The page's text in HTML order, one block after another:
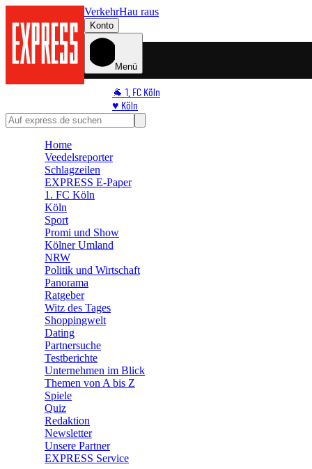
VerkehrHau raus
Konto
Menü
🐐 1. FC Köln
♥️ Köln
⭐ Promi
🛒 Shoppingwelt
Home
Veedelsreporter
Schlagzeilen
EXPRESS E-Paper
1. FC Köln
Köln
Sport
Promi und Show
Kölner Umland
NRW
Politik und Wirtschaft
Panorama
Ratgeber
Witz des Tages
Shoppingwelt
Dating
Partnersuche
Testberichte
Unternehmen im Blick
Themen von A bis Z
Spiele
Quiz
Redaktion
Newsletter
Unsere Partner
EXPRESS Service